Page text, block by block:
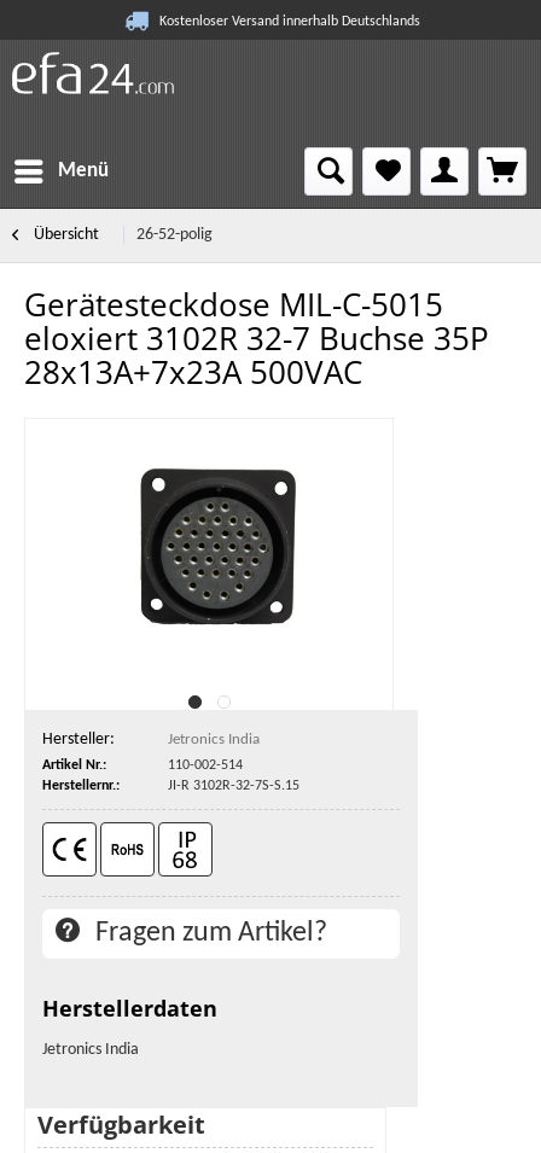
Kostenloser Versand innerhalb Deutschlands
Menü
Übersicht 26-52-polig
Gerätesteckdose MIL-C-5015
eloxiert 3102R 32-7 Buchse 35P
28x13A+7x23A 500VAC
Hersteller: Jetronics India
Artikel Nr.:
110-002-514
Herstellernr.:
JI-R 3102R-32-7S-S.15
Fragen zum Artikel?
Herstellerdaten
Jetronics India
Verfügbarkeit